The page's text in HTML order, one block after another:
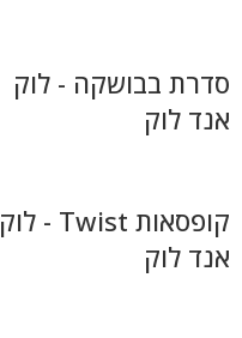
סדרת בבושקה - לוק
אנד לוק
קופסאות Twist - לוק
אנד לוק